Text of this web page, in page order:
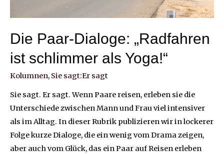
Die Paar-Dialoge: „Radfahren
ist schlimmer als Yoga!“
Kolumnen, Sie sagt:Er sagt
Sie sagt. Er sagt. Wenn Paare reisen, erleben sie die
Unterschiede zwischen Mann und Frau viel intensiver
als im Alltag. In dieser Rubrik publizieren wir in lockerer
Folge kurze Dialoge, die ein wenig vom Drama zeigen,
aber auch vom Glück, das ein Paar auf Reisen erleben